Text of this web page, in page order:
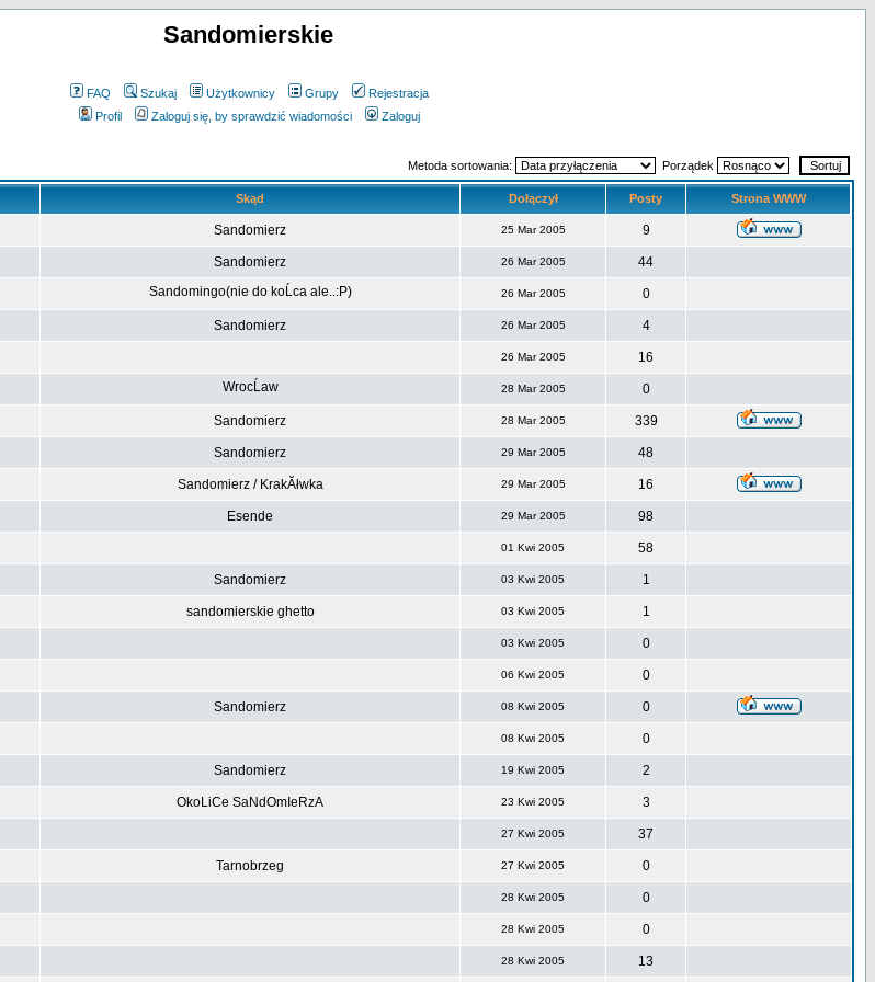
Sandomierskie
FAQ Szukaj Użytkownicy Grupy
Rejestracja
Profil
Zaloguj się, by sprawdzić wiadomości Zaloguj
Metoda sortowania: Porządek
Skąd Dołączył Posty Strona WWW
Sandomierz 25 Mar 2005 9
Sandomierz 26 Mar 2005 44
Sandomingo(nie do koĹca ale..:P) 26 Mar 2005 0
Sandomierz 26 Mar 2005 4
26 Mar 2005 16
WrocĹaw 28 Mar 2005 0
Sandomierz 28 Mar 2005 339
Sandomierz 29 Mar 2005 48
Sandomierz / KrakĂłwka 29 Mar 2005 16
Esende 29 Mar 2005 98
01 Kwi 2005 58
Sandomierz 03 Kwi 2005 1
sandomierskie ghetto 03 Kwi 2005 1
03 Kwi 2005 0
06 Kwi 2005 0
Sandomierz 08 Kwi 2005 0
08 Kwi 2005 0
Sandomierz 19 Kwi 2005 2
OkoLiCe SaNdOmIeRzA 23 Kwi 2005 3
27 Kwi 2005 37
Tarnobrzeg 27 Kwi 2005 0
28 Kwi 2005 0
28 Kwi 2005 0
28 Kwi 2005 13